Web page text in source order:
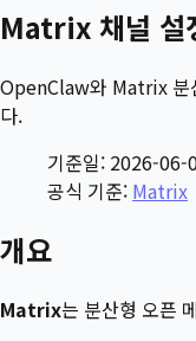
Matrix 채널 설
OpenClaw와 Matrix 분
다.
기준일: 2026-06-
공식 기준: Matrix
개요
Matrix는 분산형 오픈